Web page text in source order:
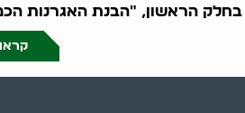
בחלק הראשון, "הבנת האגרנות